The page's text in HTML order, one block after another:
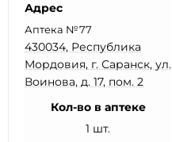
Адрес
Аптека №77
430034, Республика
Мордовия, г. Саранск, ул.
Воинова, д. 17, пом. 2
Кол-во в аптеке
1 шт.